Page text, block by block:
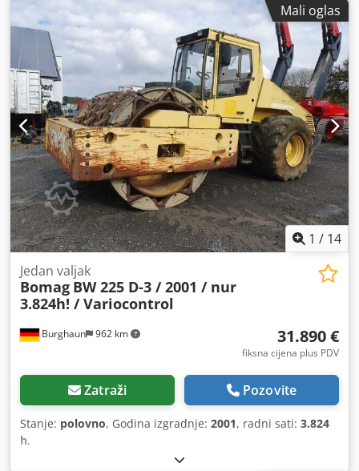
Mali oglas
1 / 14
Burghaun 962 km
Jedan valjak
Bomag BW 225 D-3 / 2001 / nur
3.824h! / Variocontrol
31.890 €
fiksna cijena plus PDV
Zatraži Pozovite
Stanje: polovno, Godina izgradnje: 2001, radni sati: 3.824
h,